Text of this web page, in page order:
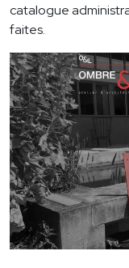
catalogue
faites.